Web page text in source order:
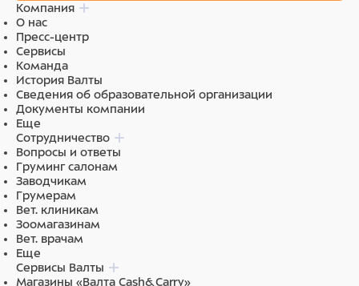
Компания
О нас
Пресс-центр
Сервисы
Команда
История Валты
Сведения об образовательной организации
Документы компании
Еще
Сотрудничество
Вопросы и ответы
Груминг салонам
Заводчикам
Грумерам
Вет. клиникам
Зоомагазинам
Вет. врачам
Еще
Сервисы Валты
Магазины «Валта Cash&Carry»